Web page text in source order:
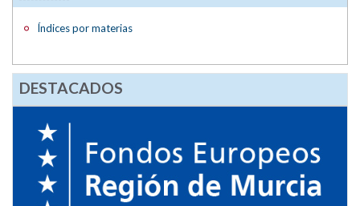
Índices por materias
DESTACADOS